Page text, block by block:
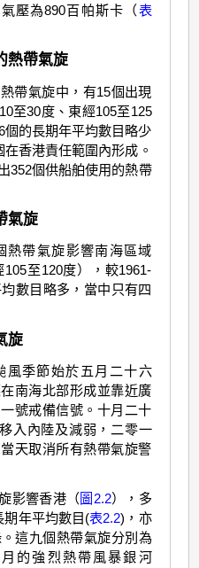
壓為890百帕斯卡（表
熱帶氣旋
帶氣旋中，有15個出現
至30度、東經105至125
個的長期年平均數目略少
香港責任範圍內形成。
352個供船舶使用的熱帶
氣旋
熱帶氣旋影響南海區域
105至120度），較1961-
數目略多，當中只有四
旋
風季節始於五月二十六
南海北部形成並靠近廣
號戒備信號。十月二十
入內陸及減弱，二零一
天取消所有熱帶氣旋警
影響香港（ 圖2.2），多
期年平均數目(表2.2)，亦
這九個熱帶氣旋分別為
的強烈熱帶風暴銀河